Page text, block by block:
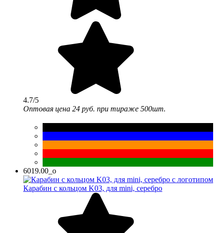
4.7/5
Оптовая цена 24 руб. при тираже 500шт.
6019.00_o
Карабин с кольцом K03, для mini, серебро